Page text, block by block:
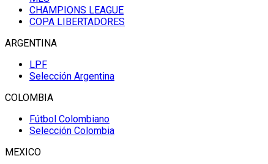
CHAMPIONS LEAGUE
COPA LIBERTADORES
ARGENTINA
LPF
Selección Argentina
COLOMBIA
Fútbol Colombiano
Selección Colombia
MEXICO